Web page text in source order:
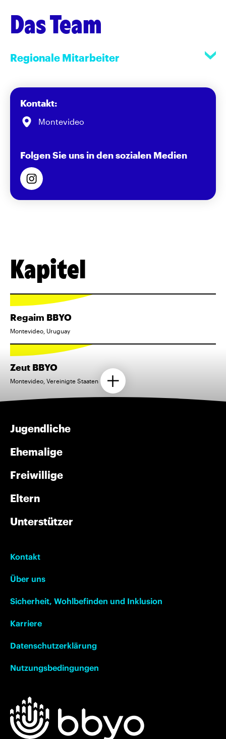
Das Team
Regionale Mitarbeiter
Kontakt:
Montevideo
Folgen Sie uns in den sozialen Medien
Kapitel
Regaim BBYO
Montevideo, Uruguay
Zeut BBYO
Montevideo, Vereinigte Staaten
Jugendliche
Ehemalige
Freiwillige
Eltern
Unterstützer
Kontakt
Über uns
Sicherheit, Wohlbefinden und Inklusion
Karriere
Datenschutzerklärung
Nutzungsbedingungen